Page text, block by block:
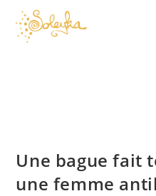
Une bague fait
une femme